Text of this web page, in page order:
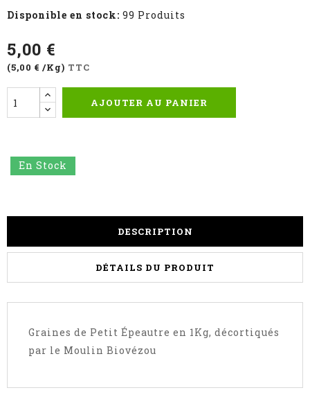
Disponible en stock: 99 Produits
5,00 €
(5,00 € /Kg) TTC
AJOUTER AU PANIER
En Stock
DESCRIPTION
DÉTAILS DU PRODUIT
Graines de Petit Épeautre en 1Kg, décortiqués
par le Moulin Biovézou